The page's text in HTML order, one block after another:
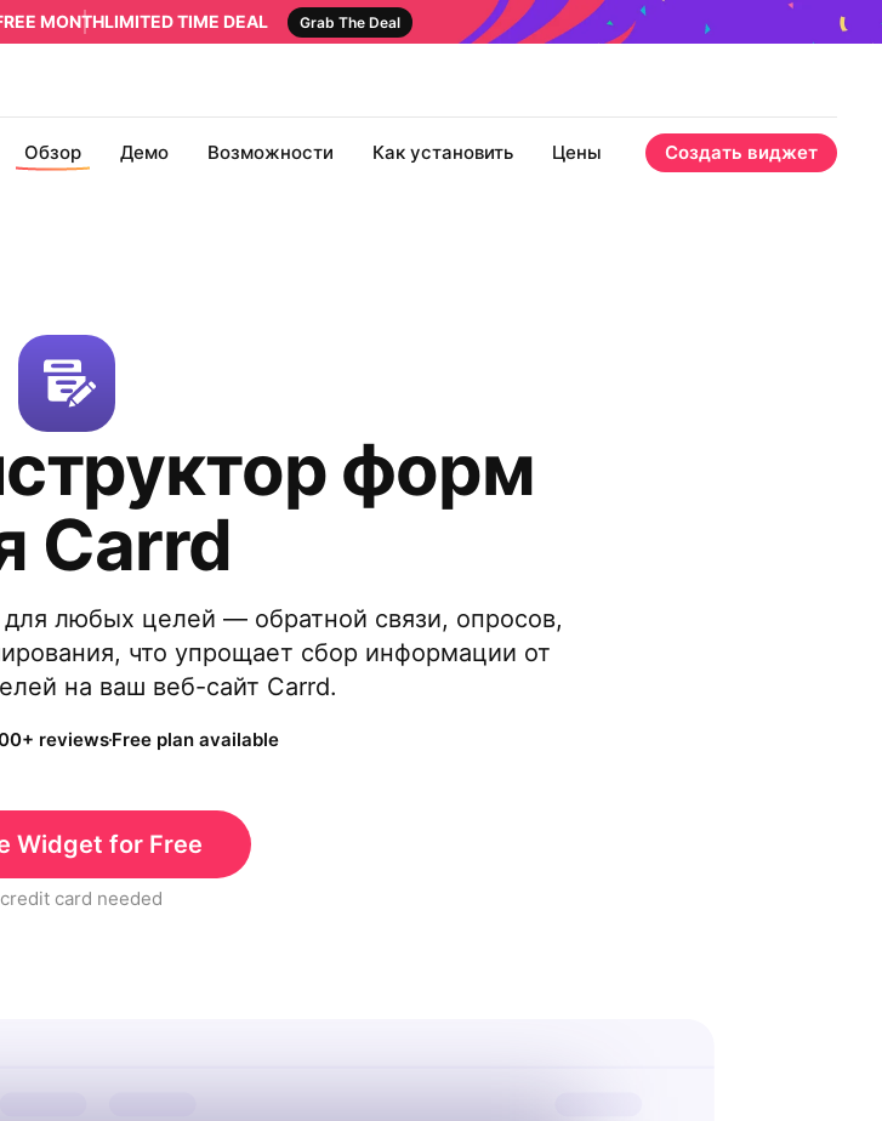
MONTHLIMITED TIME DEAL Grab The Deal
Обзор Демо Возможности Как установить Цены Создать виджет
форм
Carrd
любых целей — обратной связи, опросов,
что упрощает сбор информации от
на ваш веб-сайт Carrd.
reviewsFree plan available
Widget for Free
card needed